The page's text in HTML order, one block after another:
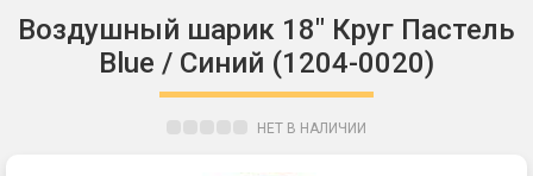
Воздушный шарик 18" Круг Пастель
Blue / Синий (1204-0020)
НЕТ В НАЛИЧИИ